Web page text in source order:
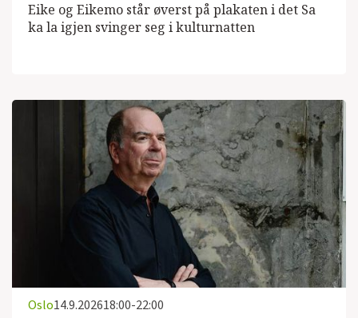
Eike og Eikemo står øverst på plakaten i det Sa
ka la igjen svinger seg i kulturnatten
Oslo14.9.202618:00-22:00